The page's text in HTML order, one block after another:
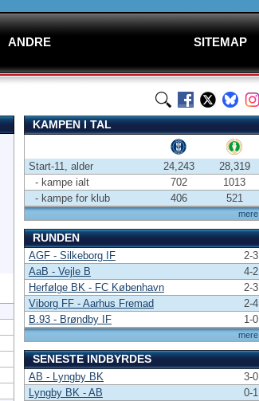
ANDRE SITEMAP
KAMPEN I TAL
mere
Start-11, alder 24,243
28,319
- kampe ialt
702
1013
- kampe for klub
406 521
RUNDEN
mere
AGF - Silkeborg IF
2-3
AaB - Vejle B
4-2
Herfølge BK - FC København
2-3
Viborg FF - Aarhus Fremad
2-4
B.93 - Brøndby IF
1-0
SENESTE INDBYRDES
AB - Lyngby BK
3-0
Lyngby BK - AB
0-1